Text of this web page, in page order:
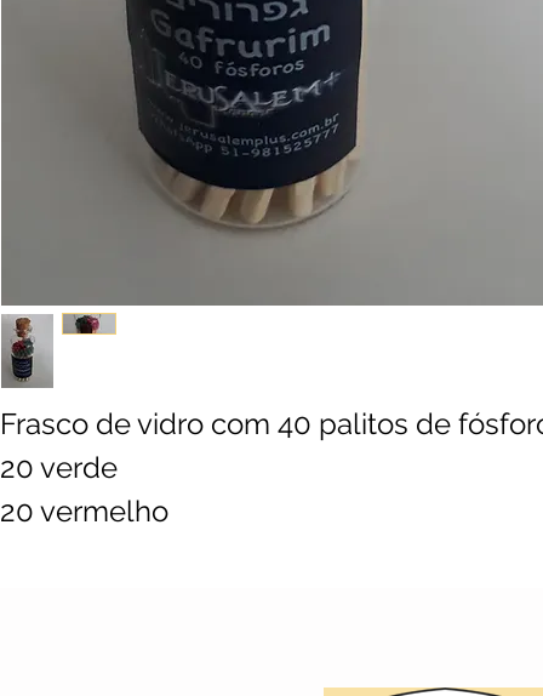
Frasco de vidro com 40 palitos de
20 verde
20 vermelho